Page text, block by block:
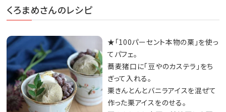
くろまめさんのレシピ
★「100パーセント本物の栗」を使っ
てパフェ。
蕎麦猪口に「豆やのカステラ」をち
ぎって入れる。
栗きんとんとバニラアイスを混ぜて
作った栗アイスをのせる。